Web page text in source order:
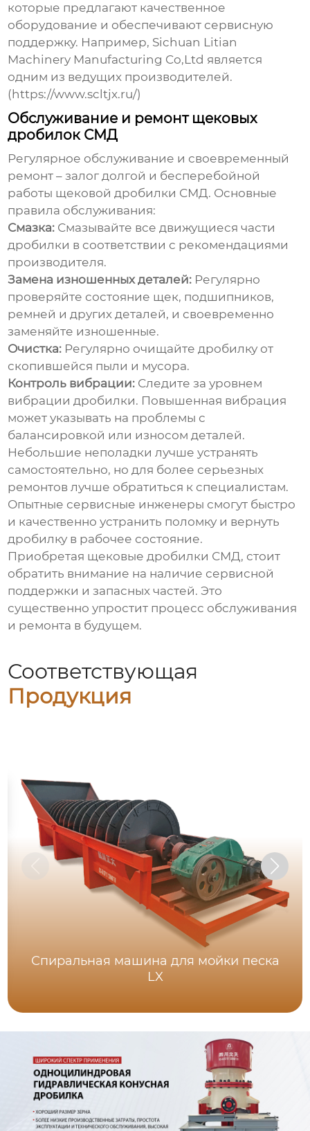
которые предлагают качественное
оборудование и обеспечивают сервисную
поддержку. Например, Sichuan Litian
Machinery Manufacturing Co,Ltd является
одним из ведущих производителей.
(https://www.scltjx.ru/)
Обслуживание и ремонт щековых
дробилок СМД
Регулярное обслуживание и своевременный
ремонт – залог долгой и бесперебойной
работы щековой дробилки СМД. Основные
правила обслуживания:
Смазка: Смазывайте все движущиеся части
дробилки в соответствии с рекомендациями
производителя.
Замена изношенных деталей: Регулярно
проверяйте состояние щек, подшипников,
ремней и других деталей, и своевременно
заменяйте изношенные.
Очистка: Регулярно очищайте дробилку от
скопившейся пыли и мусора.
Контроль вибрации: Следите за уровнем
вибрации дробилки. Повышенная вибрация
может указывать на проблемы с
балансировкой или износом деталей.
Небольшие неполадки лучше устранять
самостоятельно, но для более серьезных
ремонтов лучше обратиться к специалистам.
Опытные сервисные инженеры смогут быстро
и качественно устранить поломку и вернуть
дробилку в рабочее состояние.
Приобретая щековые дробилки СМД, стоит
обратить внимание на наличие сервисной
поддержки и запасных частей. Это
существенно упростит процесс обслуживания
и ремонта в будущем.
Соответствующая
Продукция
Спиральная машина для мойки песка
LX